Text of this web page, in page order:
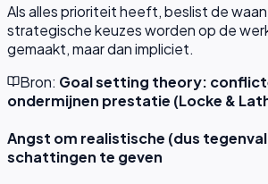
Als alles prioriteit heeft, beslist de
strategische keuzes worden op de
gemaakt, maar dan impliciet.
Bron: Goal setting theory:
ondermijnen prestatie (Locke &
Angst om realistische (dus
schattingen te geven